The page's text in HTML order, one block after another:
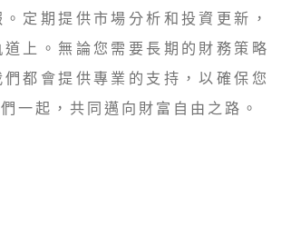
定期提供市場分析和投資更新，
上。無論您需要長期的財務策略
都會提供專業的支持，以確保您
一起，共同邁向財富自由之路。